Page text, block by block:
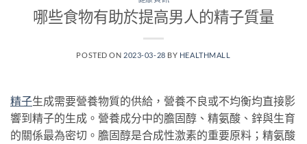
哪些食物有助於提高男人的精子質量
POSTED ON 2023-03-28 BY HEALTHMALL
精子生成需要營養物質的供給，營養不良或不均衡均直接影
響到精子的生成。營養成分中的膽固醇、精氨酸、鋅與生育
的關係最為密切。膽固醇是合成性激素的重要原料；精氨酸